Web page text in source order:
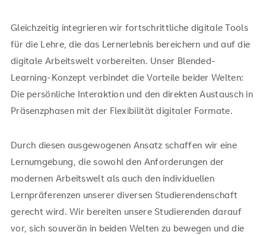
Gleichzeitig integrieren wir fortschrittliche digitale Tools
für die Lehre, die das Lernerlebnis bereichern und auf die
digitale Arbeitswelt vorbereiten. Unser Blended-
Learning-Konzept verbindet die Vorteile beider Welten:
Die persönliche Interaktion und den direkten Austausch in
Präsenzphasen mit der Flexibilität digitaler Formate.
Durch diesen ausgewogenen Ansatz schaffen wir eine
Lernumgebung, die sowohl den Anforderungen der
modernen Arbeitswelt als auch den individuellen
Lernpräferenzen unserer diversen Studierendenschaft
gerecht wird. Wir bereiten unsere Studierenden darauf
vor, sich souverän in beiden Welten zu bewegen und die